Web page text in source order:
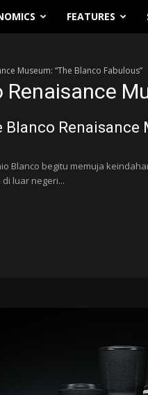
FEATURES
Museum: “The Blanco Fabulous”
Renaisance
Blanco Renaisance
Blanco begitu memuja
luar negeri...